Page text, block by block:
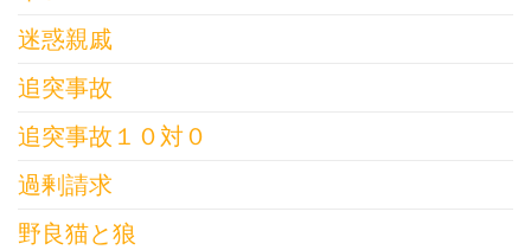
迷惑親戚
追突事故
追突事故１０対０
過剰請求
野良猫と狼